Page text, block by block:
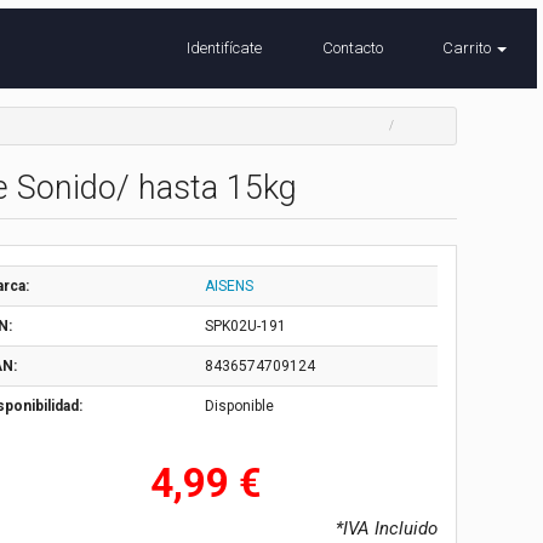
Identifícate Contacto Carrito
Sonido/ hasta 15kg
AISENS
SPK02U-191
8436574709124
Disponible
4,99 €
*IVA Incluido